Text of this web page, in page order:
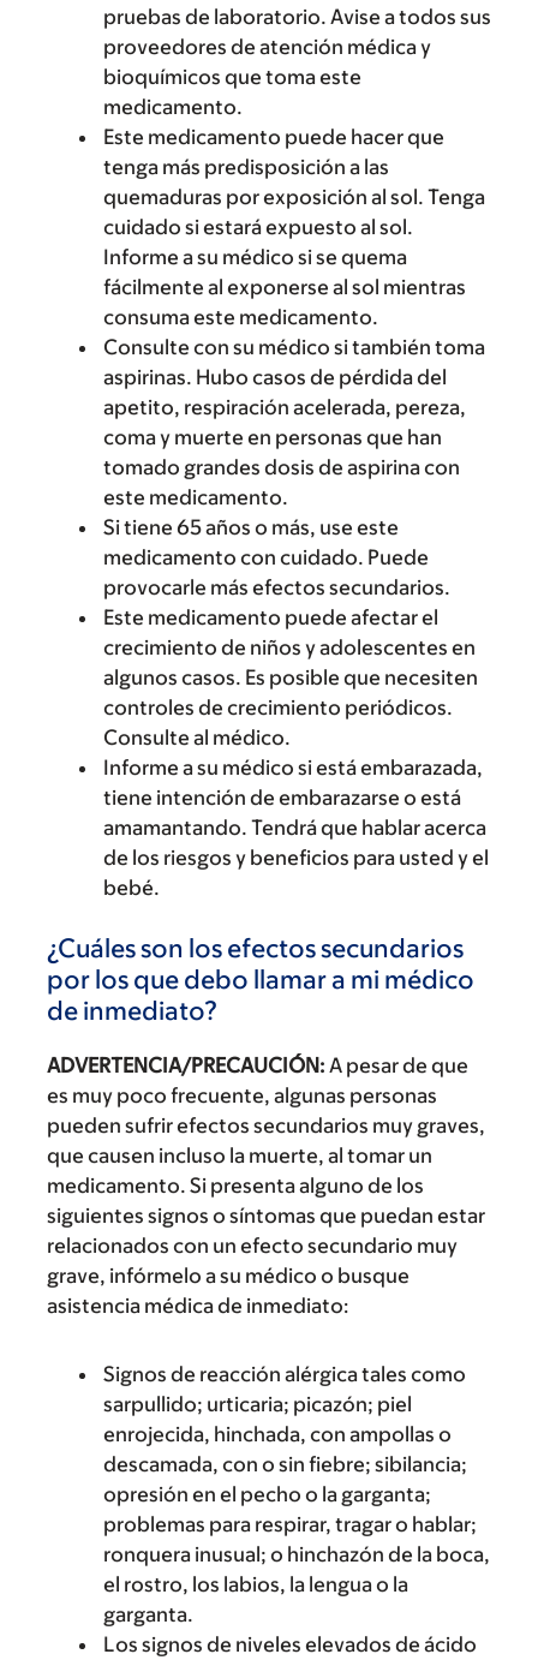
pruebas de laboratorio. Avise a todos sus
proveedores de atención médica y
bioquímicos que toma este
medicamento.
Este medicamento puede hacer que
tenga más predisposición a las
quemaduras por exposición al sol. Tenga
cuidado si estará expuesto al sol.
Informe a su médico si se quema
fácilmente al exponerse al sol mientras
consuma este medicamento.
Consulte con su médico si también toma
aspirinas. Hubo casos de pérdida del
apetito, respiración acelerada, pereza,
coma y muerte en personas que han
tomado grandes dosis de aspirina con
este medicamento.
Si tiene 65 años o más, use este
medicamento con cuidado. Puede
provocarle más efectos secundarios.
Este medicamento puede afectar el
crecimiento de niños y adolescentes en
algunos casos. Es posible que necesiten
controles de crecimiento periódicos.
Consulte al médico.
Informe a su médico si está embarazada,
tiene intención de embarazarse o está
amamantando. Tendrá que hablar acerca
de los riesgos y beneficios para usted y el
bebé.
¿Cuáles son los efectos secundarios
por los que debo llamar a mi médico
de inmediato?
ADVERTENCIA/PRECAUCIÓN: A pesar de que
es muy poco frecuente, algunas personas
pueden sufrir efectos secundarios muy graves,
que causen incluso la muerte, al tomar un
medicamento. Si presenta alguno de los
siguientes signos o síntomas que puedan estar
relacionados con un efecto secundario muy
grave, infórmelo a su médico o busque
asistencia médica de inmediato:
Signos de reacción alérgica tales como
sarpullido; urticaria; picazón; piel
enrojecida, hinchada, con ampollas o
descamada, con o sin fiebre; sibilancia;
opresión en el pecho o la garganta;
problemas para respirar, tragar o hablar;
ronquera inusual; o hinchazón de la boca,
el rostro, los labios, la lengua o la
garganta.
Los signos de niveles elevados de ácido